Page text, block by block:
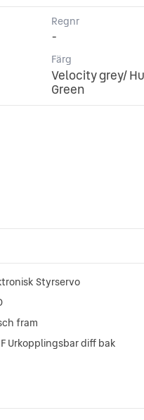
Regnr
-
Färg
Velocity grey/
Green
Styrservo
fram
Urkopplingsbar diff bak